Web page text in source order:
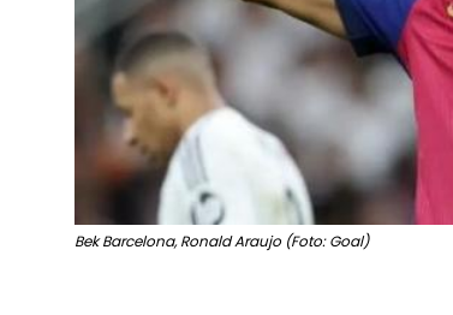
Bek Barcelona, Ronald Araujo (Foto: Goal)